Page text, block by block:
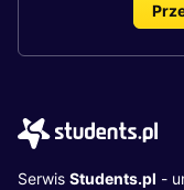
Serwis Students.pl -